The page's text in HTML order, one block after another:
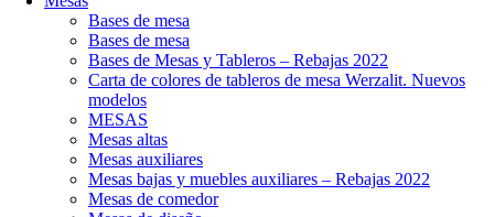
Bases de mesa
Bases de mesa
Bases de Mesas y Tableros – Rebajas 2022
Carta de colores de tableros de mesa Werzalit. Nuevos
modelos
MESAS
Mesas altas
Mesas auxiliares
Mesas bajas y muebles auxiliares – Rebajas 2022
Mesas de comedor